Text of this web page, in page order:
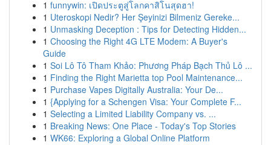
1 funnywin: เปิดประตูสู่โลกคาสิโนสุดฮา!
1 Uteroskopi Nedir? Her Şeyinizi Bilmeniz Gereke...
1 Unmasking Deception : Tips for Detecting Hidden...
1 Choosing the Right 4G LTE Modem: A Buyer's
Guide
1 Soi Lô Tô Tham Khảo: Phương Pháp Bạch Thủ Lô ...
1 Finding the Right Marietta top Pool Maintenance...
1 Purchase Vapes Digitally Australia: Your De...
1 {Applying for a Schengen Visa: Your Complete F...
1 Selecting a Limited Liability Company vs. ...
1 Breaking News: One Place - Today's Top Stories
1 WK66: Exploring a Global Online Platform